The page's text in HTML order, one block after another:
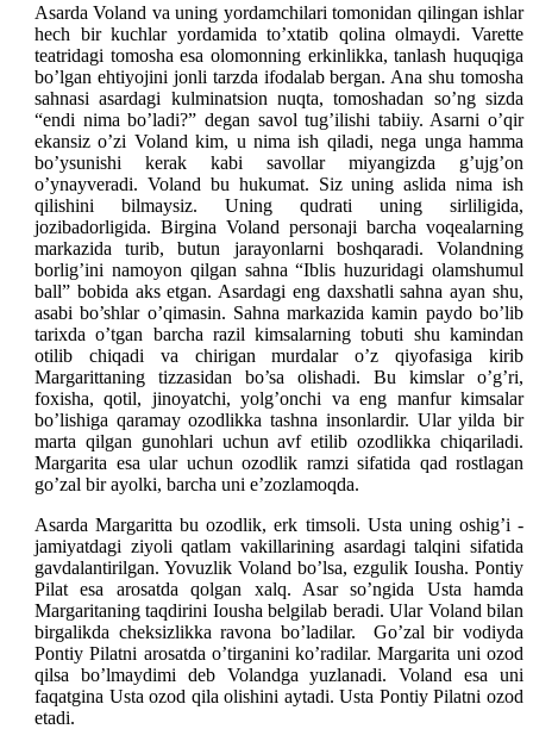
Asarda Voland va uning yordamchilari tomonidan qilingan ishlar
hech bir kuchlar yordamida to’xtatib qolina olmaydi. Varette
teatridagi tomosha esa olomonning erkinlikka, tanlash huquqiga
bo’lgan ehtiyojini jonli tarzda ifodalab bergan. Ana shu tomosha
sahnasi asardagi kulminatsion nuqta, tomoshadan so’ng sizda
“endi nima bo’ladi?” degan savol tug’ilishi tabiiy. Asarni o’qir
ekansiz o’zi Voland kim, u nima ish qiladi, nega unga hamma
bo’ysunishi kerak kabi savollar miyangizda g’ujg’on
o’ynayveradi. Voland bu hukumat. Siz uning aslida nima ish
qilishini bilmaysiz. Uning qudrati uning sirliligida,
jozibadorligida. Birgina Voland personaji barcha voqealarning
markazida turib, butun jarayonlarni boshqaradi. Volandning
borlig’ini namoyon qilgan sahna “Iblis huzuridagi olamshumul
ball” bobida aks etgan. Asardagi eng daxshatli sahna ayan shu,
asabi bo’shlar o’qimasin. Sahna markazida kamin paydo bo’lib
tarixda o’tgan barcha razil kimsalarning tobuti shu kamindan
otilib chiqadi va chirigan murdalar o’z qiyofasiga kirib
Margarittaning tizzasidan bo’sa olishadi. Bu kimslar o’g’ri,
foxisha, qotil, jinoyatchi, yolg’onchi va eng manfur kimsalar
bo’lishiga qaramay ozodlikka tashna insonlardir. Ular yilda bir
marta qilgan gunohlari uchun avf etilib ozodlikka chiqariladi.
Margarita esa ular uchun ozodlik ramzi sifatida qad rostlagan
go’zal bir ayolki, barcha uni e’zozlamoqda.
Asarda Margaritta bu ozodlik, erk timsoli. Usta uning oshig’i -
jamiyatdagi ziyoli qatlam vakillarining asardagi talqini sifatida
gavdalantirilgan. Yovuzlik Voland bo’lsa, ezgulik Iousha. Pontiy
Pilat esa arosatda qolgan xalq. Asar so’ngida Usta hamda
Margaritaning taqdirini Iousha belgilab beradi. Ular Voland bilan
birgalikda cheksizlikka ravona bo’ladilar. Go’zal bir vodiyda
Pontiy Pilatni arosatda o’tirganini ko’radilar. Margarita uni ozod
qilsa bo’lmaydimi deb Volandga yuzlanadi. Voland esa uni
faqatgina Usta ozod qila olishini aytadi. Usta Pontiy Pilatni ozod
etadi.